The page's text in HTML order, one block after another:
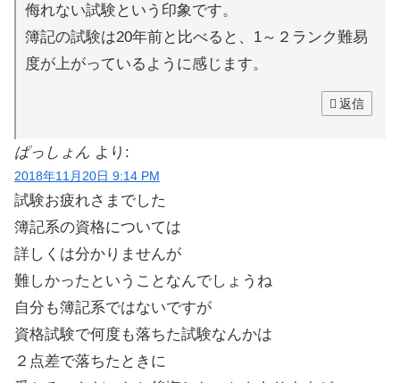
侮れない試験という印象です。
簿記の試験は20年前と比べると、1～２ランク難易
度が上がっているように感じます。
返信
ぱっしょん より:
2018年11月20日 9:14 PM
試験お疲れさまでした
簿記系の資格については
詳しくは分かりませんが
難しかったということなんでしょうね
自分も簿記系ではないですが
資格試験で何度も落ちた試験なんかは
２点差で落ちたときに